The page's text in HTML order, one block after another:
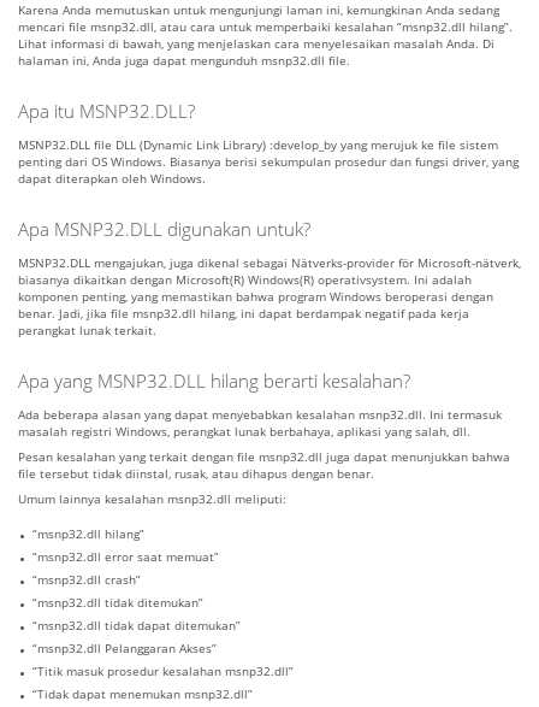
Karena Anda memutuskan untuk mengunjungi laman ini, kemungkinan Anda sedang
mencari file msnp32.dll, atau cara untuk memperbaiki kesalahan “msnp32.dll hilang”.
Lihat informasi di bawah, yang menjelaskan cara menyelesaikan masalah Anda. Di
halaman ini, Anda juga dapat mengunduh msnp32.dll file.
Apa itu MSNP32.DLL?
MSNP32.DLL file DLL (Dynamic Link Library) :develop_by yang merujuk ke file sistem
penting dari OS Windows. Biasanya berisi sekumpulan prosedur dan fungsi driver, yang
dapat diterapkan oleh Windows.
Apa MSNP32.DLL digunakan untuk?
MSNP32.DLL mengajukan, juga dikenal sebagai Nätverks-provider för Microsoft-nätverk,
biasanya dikaitkan dengan Microsoft(R) Windows(R) operativsystem. Ini adalah
komponen penting, yang memastikan bahwa program Windows beroperasi dengan
benar. Jadi, jika file msnp32.dll hilang, ini dapat berdampak negatif pada kerja
perangkat lunak terkait.
Apa yang MSNP32.DLL hilang berarti kesalahan?
Ada beberapa alasan yang dapat menyebabkan kesalahan msnp32.dll. Ini termasuk
masalah registri Windows, perangkat lunak berbahaya, aplikasi yang salah, dll.
Pesan kesalahan yang terkait dengan file msnp32.dll juga dapat menunjukkan bahwa
file tersebut tidak diinstal, rusak, atau dihapus dengan benar.
Umum lainnya kesalahan msnp32.dll meliputi:
“msnp32.dll hilang”
“msnp32.dll error saat memuat”
“msnp32.dll crash”
“msnp32.dll tidak ditemukan”
“msnp32.dll tidak dapat ditemukan”
“msnp32.dll Pelanggaran Akses”
“Titik masuk prosedur kesalahan msnp32.dll”
“Tidak dapat menemukan msnp32.dll”